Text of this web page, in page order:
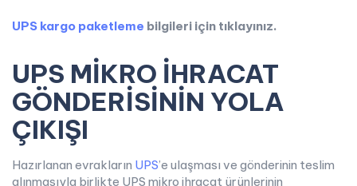
UPS kargo paketleme bilgileri için tıklayınız.
UPS MİKRO İHRACAT
GÖNDERİSİNİN YOLA
ÇIKIŞI
Hazırlanan evrakların UPS’e ulaşması ve gönderinin teslim
alınmasıyla birlikte UPS mikro ihracat ürünlerinin